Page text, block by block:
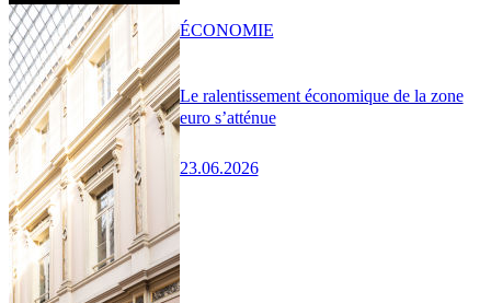
Le ralentissement économique de la zone
euro s’atténue
23.06.2026
ÉCONOMIE